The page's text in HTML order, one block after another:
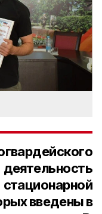
введены в